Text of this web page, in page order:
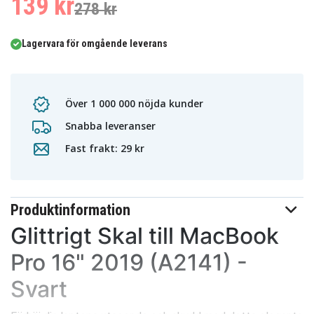
139 kr278 kr
Lagervara för omgående leverans
Över 1 000 000 nöjda kunder
Snabba leveranser
Fast frakt: 29 kr
Produktinformation
Glittrigt Skal till MacBook
Pro 16" 2019 (A2141) -
Svart